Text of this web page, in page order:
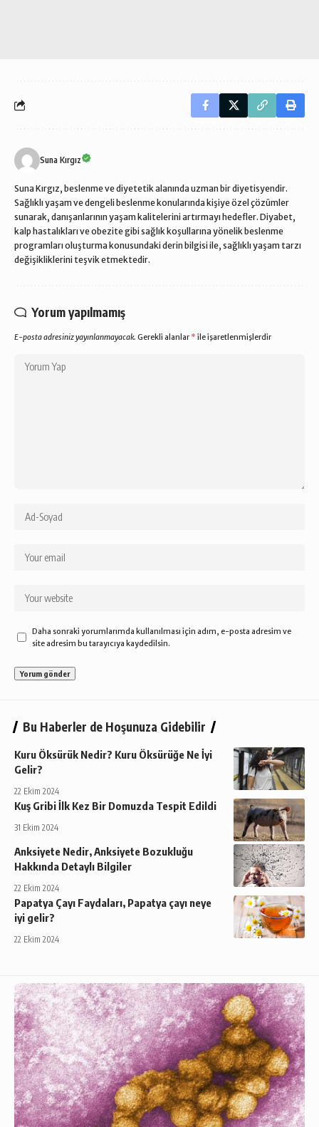
Suna Kırgız
Suna Kırgız, beslenme ve diyetetik alanında uzman bir diyetisyendir.
Sağlıklı yaşam ve dengeli beslenme konularında kişiye özel çözümler
sunarak, danışanlarının yaşam kalitelerini artırmayı hedefler. Diyabet,
kalp hastalıkları ve obezite gibi sağlık koşullarına yönelik beslenme
programları oluşturma konusundaki derin bilgisi ile, sağlıklı yaşam tarzı
değişikliklerini teşvik etmektedir.
Yorum yapılmamış
E-posta adresiniz yayınlanmayacak. Gerekli alanlar * ile işaretlenmişlerdir
Daha sonraki yorumlarımda kullanılması için adım, e-posta adresim ve
site adresim bu tarayıcıya kaydedilsin.
Bu Haberler de Hoşunuza Gidebilir
Kuru Öksürük Nedir? Kuru Öksürüğe Ne İyi
Gelir?
22 Ekim 2024
Kuş Gribi İlk Kez Bir Domuzda Tespit Edildi
31 Ekim 2024
Anksiyete Nedir, Anksiyete Bozukluğu
Hakkında Detaylı Bilgiler
22 Ekim 2024
Papatya Çayı Faydaları, Papatya çayı neye
iyi gelir?
22 Ekim 2024